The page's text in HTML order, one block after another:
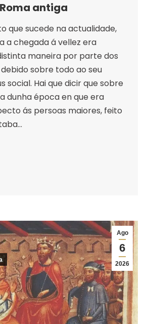
antiga
que sucede na actualidade,
a chegada á vellez era
maneira por parte dos
sobre todo ao seu
social. Hai que dicir que sobre
dunha época en que era
ás persoas maiores, feito
Ago
6
2026